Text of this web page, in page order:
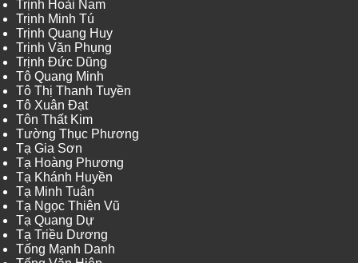
Trịnh Hoài Nam
Trịnh Minh Tú
Trịnh Quang Huy
Trịnh Văn Phụng
Trịnh Đức Dũng
Tô Quang Minh
Tô Thị Thanh Tuyền
Tô Xuân Đạt
Tôn Thất Kim
Tường Thục Phương
Tạ Gia Sơn
Tạ Hoàng Phương
Tạ Khánh Huyền
Tạ Minh Tuân
Tạ Ngọc Thiên Vũ
Tạ Quang Dự
Tạ Triều Dương
Tống Mạnh Danh